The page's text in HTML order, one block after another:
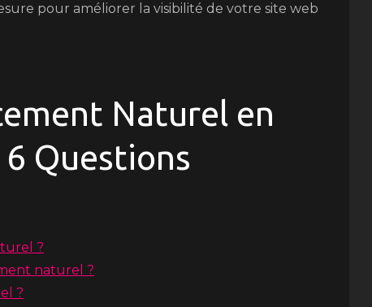
pour améliorer la visibilité de votre site web
Naturel en
6 Questions
?
naturel ?
?